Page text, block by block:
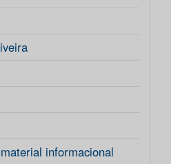
informacional